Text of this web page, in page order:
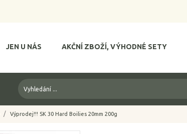
JEN U NÁS AKČNÍ ZBOŽÍ, VÝHODNÉ SETY
Výprodej!!! SK 30 Hard Boilies 20mm 200g